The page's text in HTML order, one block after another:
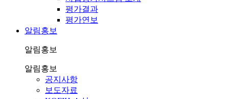
평가결과
평가연보
알림홍보
알림홍보
알림홍보
공지사항
보도자료